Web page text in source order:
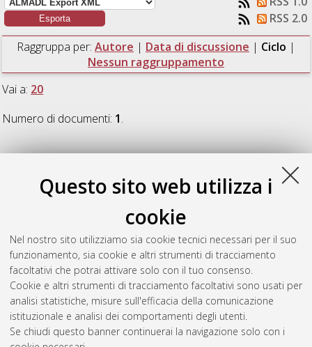
Questo sito web utilizza i
cookie
Nel nostro sito utilizziamo sia cookie tecnici necessari per il suo
funzionamento, sia cookie e altri strumenti di tracciamento
facoltativi che potrai attivare solo con il tuo consenso.
Cookie e altri strumenti di tracciamento facoltativi sono usati per
analisi statistiche, misure sull'efficacia della comunicazione
istituzionale e analisi dei comportamenti degli utenti.
Se chiudi questo banner continuerai la navigazione solo con i
RSS 2.0
Raggruppa per: Autore | Data di discussione | Ciclo |
Nessun raggruppamento
Vai a: 20
Numero di documenti: 1.
20
Carbonara, Umberto Michele(2009)
L'invalidità delle
decisioni dei soci nella società a responsabilità limitata
[Dissertation thesis], Alma Mater Studiorum Università di
Bologna. Dottorato di ricerca inDiritto delle società e dei
mercati finanziari, 20 Ciclo.
Questa lista e' stata generata il Thu Aug 6 20:43:31 2026